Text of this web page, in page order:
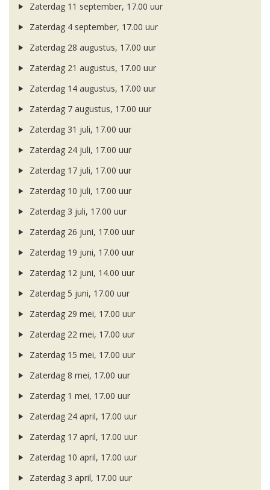
Zaterdag 11 september, 17.00 uur
Zaterdag 4 september, 17.00 uur
Zaterdag 28 augustus, 17.00 uur
Zaterdag 21 augustus, 17.00 uur
Zaterdag 14 augustus, 17.00 uur
Zaterdag 7 augustus, 17.00 uur
Zaterdag 31 juli, 17.00 uur
Zaterdag 24 juli, 17.00 uur
Zaterdag 17 juli, 17.00 uur
Zaterdag 10 juli, 17.00 uur
Zaterdag 3 juli, 17.00 uur
Zaterdag 26 juni, 17.00 uur
Zaterdag 19 juni, 17.00 uur
Zaterdag 12 juni, 14.00 uur
Zaterdag 5 juni, 17.00 uur
Zaterdag 29 mei, 17.00 uur
Zaterdag 22 mei, 17.00 uur
Zaterdag 15 mei, 17.00 uur
Zaterdag 8 mei, 17.00 uur
Zaterdag 1 mei, 17.00 uur
Zaterdag 24 april, 17.00 uur
Zaterdag 17 april, 17.00 uur
Zaterdag 10 april, 17.00 uur
Zaterdag 3 april, 17.00 uur